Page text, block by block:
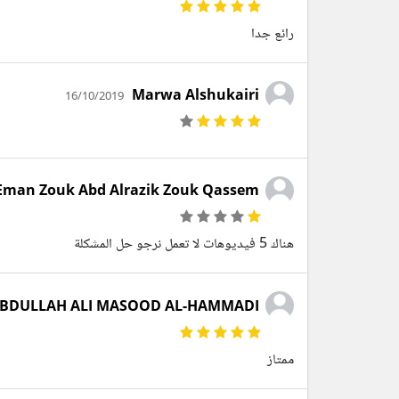
رائع جدا
Marwa Alshukairi
16/10/2019
Zouk Abd Alrazik Zouk Qassem
هناك 5 فيديوهات لا تعمل نرجو حل المشكلة
ALI MASOOD AL-HAMMADI
ممتاز